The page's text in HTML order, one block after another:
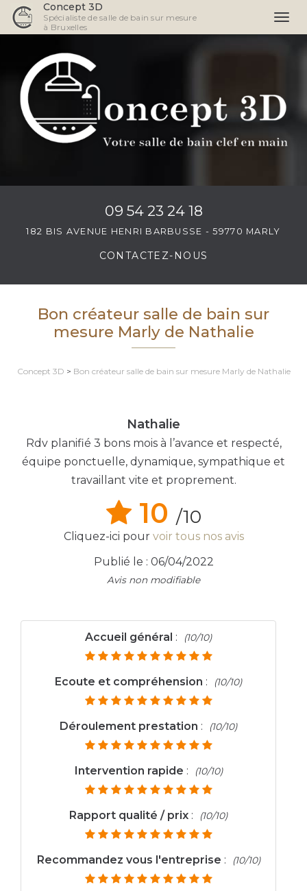
contenu
principal
Concept 3D
Spécialiste de salle de bain sur mesure
à Bruxelles
09 54 23 24 18
182 BIS AVENUE HENRI BARBUSSE - 59770 MARLY
CONTACTEZ- NOUS
Bon créateur salle de bain sur
mesure Marly de Nathalie
Concept 3D > Bon créateur salle de bain sur mesure Marly de Nathalie
Nathalie
Rdv planifié 3 bons mois à l’avance et respecté,
équipe ponctuelle, dynamique, sympathique et
travaillant vite et proprement.
10 /10
Cliquez-ici pour voir tous nos avis
Publié le : 06/04/2022
Avis non modifiable
Accueil général : (10/10)
Ecoute et compréhension : (10/10)
Déroulement prestation : (10/10)
Intervention rapide : (10/10)
Rapport qualité / prix : (10/10)
Recommandez vous l'entreprise : (10/10)